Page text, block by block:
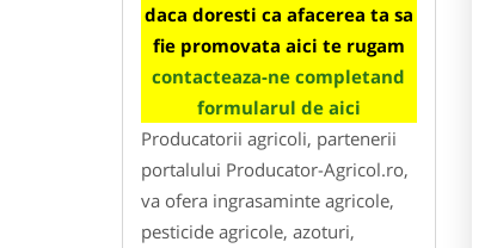
daca doresti ca afacerea ta sa
fie promovata aici te rugam
contacteaza-ne completand
formularul de aici
Producatorii agricoli, partenerii
portalului Producator-Agricol.ro,
va ofera ingrasaminte agricole,
pesticide agricole, azoturi,